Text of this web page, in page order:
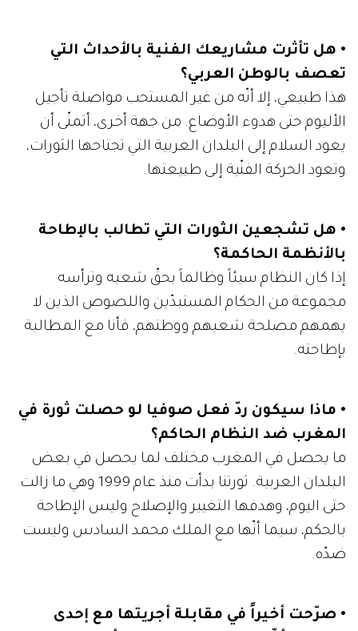
• هل تأثرت مشاريعك الفنية بالأحداث التي
تعصف بالوطن العربي؟
هذا طبيعي، إلا أنّه من غير المستحب مواصلة تأجيل
الألبوم حتى هدوء الأوضاع. من جهة أخرى، أتمنّى أن
يعود السلام إلى البلدان العربية التي تجتاحها الثورات،
وتعود الحركة الفنّية إلى طبيعتها.
• هل تشجعين الثورات التي تطالب بالإطاحة
بالأنظمة الحاكمة؟
إذا كان النظام سيئاً وظالماً بحقّ شعبه وترأسه
مجموعة من الحكام المستبدّين واللصوص الذين لا
يهمهم مصلحة شعبهم ووطنهم، فأنا مع المطالبة
بإطاحته.
• ماذا سيكون ردّ فعل صوفيا لو حصلت ثورة في
المغرب ضد النظام الحاكم؟
ما يحصل في المغرب مختلف لما يحصل في بعض
البلدان العربية. ثورتنا بدأت منذ عام 1999 وهي ما زالت
حتى اليوم، وهدفها التغيير والإصلاح وليس الإطاحة
بالحكم، سيما أنّها مع الملك محمد السادس وليست
ضدّه.
• صرّحت أخيراً في مقابلة أجريتها مع إحدى